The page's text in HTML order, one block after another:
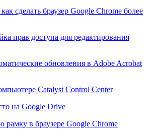
сделать браузер Google Chrome более
прав доступа для редактирования
обновления в Adobe Acrobat
Catalyst Control Center
на Google Drive
рамку в браузере Google Chrome